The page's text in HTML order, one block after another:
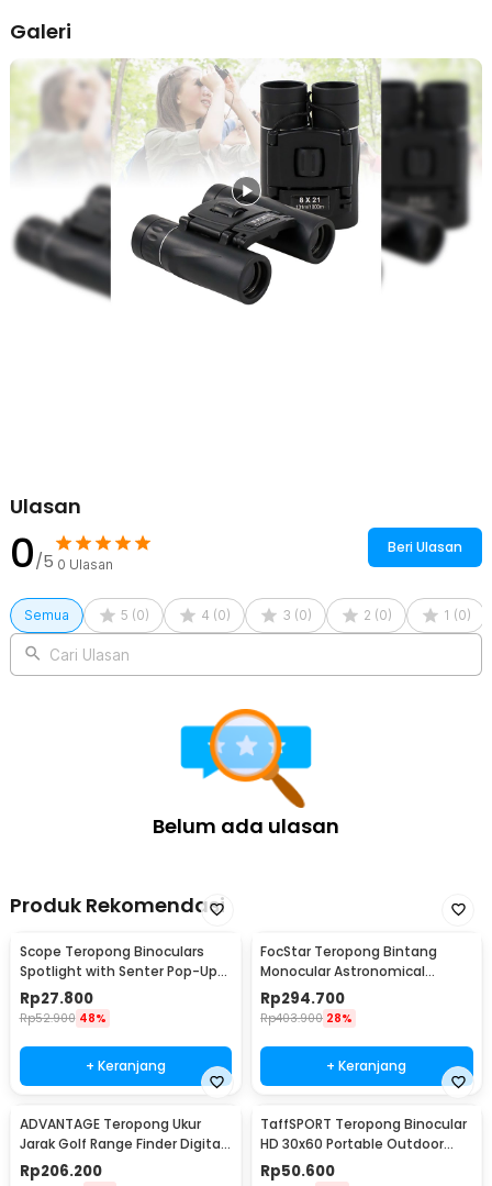
Galeri
Ulasan
0/5 0 Ulasan
Beri Ulasan
Semua 5 (0) 4 (0) 3 (0) 2 (0) 1 (0)
Cari Ulasan
Belum ada ulasan
Produk Rekomendasi
Scope Teropong Binoculars
Spotlight with Senter Pop-Up
Light 4x30mm - JYW-1226
Rp27.800
Rp52.900 48%
+ Keranjang
FocStar Teropong Bintang
Monocular Astronomical
Telescope 300/70mm -
F30070M
Rp294.700
Rp403.900 28%
+ Keranjang
ADVANTAGE Teropong Ukur
Jarak Golf Range Finder Digital
7x18 - AD-964
Rp206.200
TaffSPORT Teropong Binocular
HD 30x60 Portable Outdoor
126M/1000M
Rp50.600